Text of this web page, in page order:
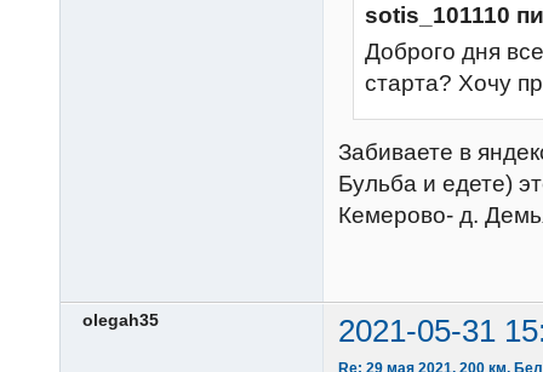
sotis_101110
Доброго дня
старта? Хочу
Забиваете в
Бульба и едете)
Кемерово- д.
olegah35 2021-05-31
Re: 29 мая 2021, 200 км,